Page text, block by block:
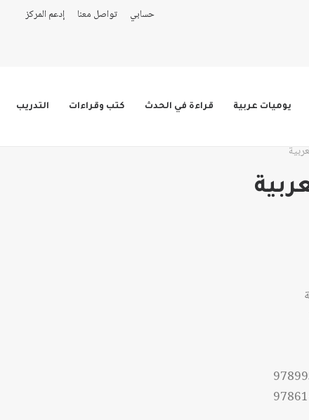
حسابي تواصل معنا إدعم المركز
يوميات عربية قراءة في الحدث كتب وقراءات التدريب